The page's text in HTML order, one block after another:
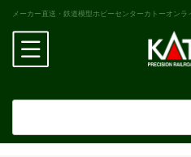
メーカー直送・鉄道模型ホビーセンターカトーオンラ